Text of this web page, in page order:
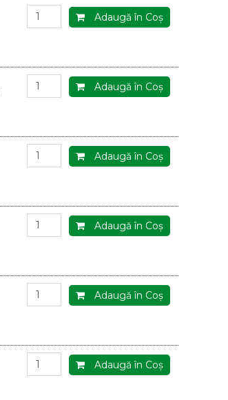
Adaugă în Coş
Adaugă în Coş
Adaugă în Coş
Adaugă în Coş
Adaugă în Coş
Adaugă în Coş